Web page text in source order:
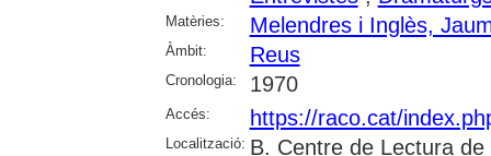
Matèries: Melendres i Inglès,
Àmbit: Reus
Cronologia: 1970
Accés: https://raco.cat/
Localització: B. Centre de Lectura de